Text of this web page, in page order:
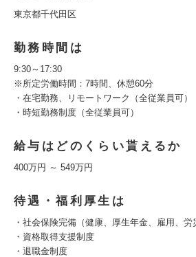
東京都千代田区
勤務時間は
9:30～17:30
※所定労働時間：7時間、休憩60分
・在宅勤務、リモートワーク（全従業員可）
・時短勤務制度（全従業員可）
給与はどのくらい貰えるか
400万円 ～ 549万円
待遇・福利厚生は
・社会保険完備（健康、厚生年金、雇用、労
・資格取得支援制度
・退職金制度